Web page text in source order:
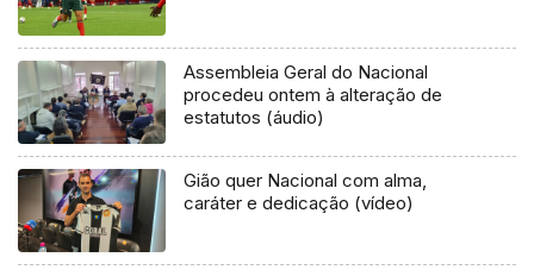
Assembleia Geral do Nacional
procedeu ontem à alteração de
estatutos (áudio)
Gião quer Nacional com alma,
caráter e dedicação (vídeo)